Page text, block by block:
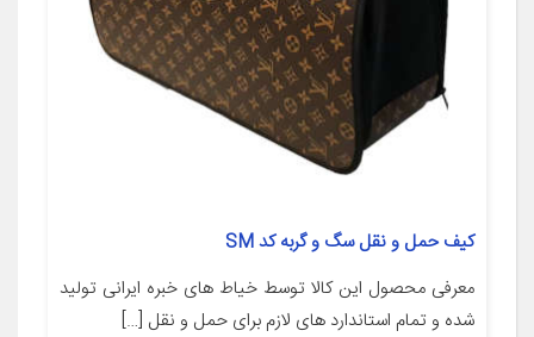
کیف حمل و نقل سگ و گربه کد SM
معرفی محصول این کالا توسط خیاط های خبره ایرانی تولید
شده و تمام استاندارد های لازم برای حمل و نقل […]